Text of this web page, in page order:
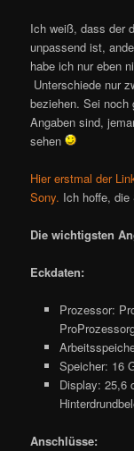
Ich weiß, dass der
unpassend ist,
habe ich nur eben
Unterschiede nur
beziehen. Sei noch
Angaben sind,
sehen
Hier erstmal der
Sony. Ich hoffe, die
Die wichtigsten
Eckdaten:
Prozessor:
Speicher: 16
Display: 25,6
Anschlüsse: